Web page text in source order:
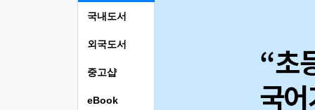
국내도서
외국도서
중고샵
eBook